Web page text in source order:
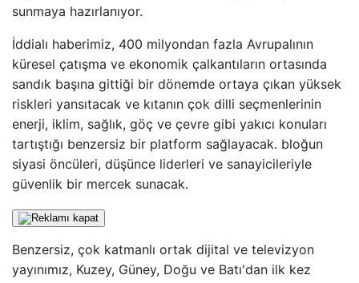
sunmaya hazırlanıyor.
İddialı haberimiz, 400 milyondan fazla Avrupalının
küresel çatışma ve ekonomik çalkantıların ortasında
sandık başına gittiği bir dönemde ortaya çıkan yüksek
riskleri yansıtacak ve kıtanın çok dilli seçmenlerinin
enerji, iklim, sağlık, göç ve çevre gibi yakıcı konuları
tartıştığı benzersiz bir platform sağlayacak. bloğun
siyasi öncüleri, düşünce liderleri ve sanayicileriyle
güvenlik bir mercek sunacak.
Benzersiz, çok katmanlı ortak dijital ve televizyon
yayınımız, Kuzey, Güney, Doğu ve Batı'dan ilk kez